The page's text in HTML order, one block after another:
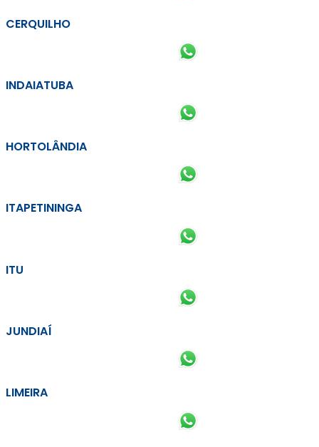
CERQUILHO
INDAIATUBA
HORTOLÂNDIA
ITAPETININGA
ITU
JUNDIAÍ
LIMEIRA